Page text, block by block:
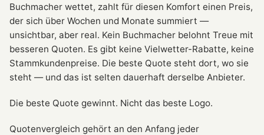
Buchmacher wettet, zahlt für diesen Komfort einen Preis,
der sich über Wochen und Monate summiert —
unsichtbar, aber real. Kein Buchmacher belohnt Treue mit
besseren Quoten. Es gibt keine Vielwetter-Rabatte, keine
Stammkundenpreise. Die beste Quote steht dort, wo sie
steht — und das ist selten dauerhaft derselbe Anbieter.
Die beste Quote gewinnt. Nicht das beste Logo.
Quotenvergleich gehört an den Anfang jeder